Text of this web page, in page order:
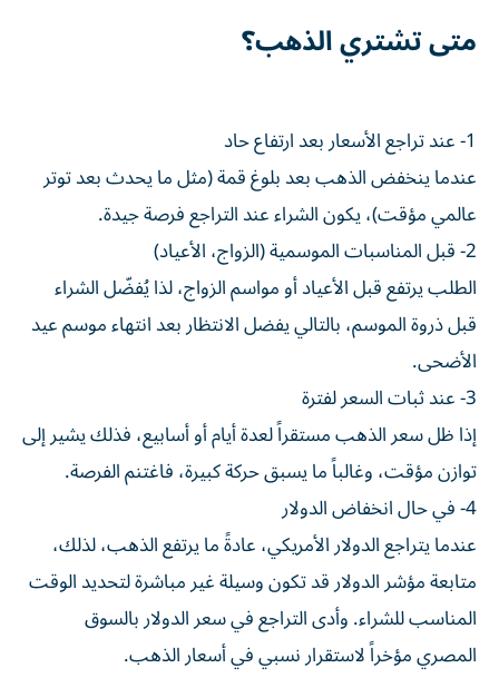
متى تشتري الذهب؟
1- عند تراجع الأسعار بعد ارتفاع حاد
عندما ينخفض الذهب بعد بلوغ قمة (مثل ما يحدث بعد توتر
عالمي مؤقت)، يكون الشراء عند التراجع فرصة جيدة.
2- قبل المناسبات الموسمية (الزواج، الأعياد)
الطلب يرتفع قبل الأعياد أو مواسم الزواج، لذا يُفضّل الشراء
قبل ذروة الموسم، بالتالي يفضل الانتظار بعد انتهاء موسم عيد
الأضحى.
3- عند ثبات السعر لفترة
إذا ظل سعر الذهب مستقراً لعدة أيام أو أسابيع، فذلك يشير إلى
توازن مؤقت، وغالباً ما يسبق حركة كبيرة، فاغتنم الفرصة.
4- في حال انخفاض الدولار
عندما يتراجع الدولار الأمريكي، عادةً ما يرتفع الذهب، لذلك،
متابعة مؤشر الدولار قد تكون وسيلة غير مباشرة لتحديد الوقت
المناسب للشراء. وأدى التراجع في سعر الدولار بالسوق
المصري مؤخراً لاستقرار نسبي في أسعار الذهب.